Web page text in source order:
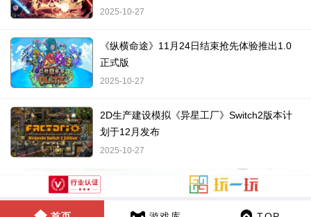
2025-10-27
《纵横命途》11月24日结束抢先体验推出1.0
正式版
2025-10-27
2D生产建设模拟《异星工厂》Switch2版本计
划于12月发布
2025-10-27